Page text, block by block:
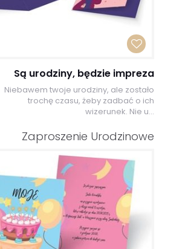
Są urodziny, będzie impreza
Niebawem twoje urodziny, ale zostało
trochę czasu, żeby zadbać o ich
wizerunek. Nie u...
Zaproszenie Urodzinowe